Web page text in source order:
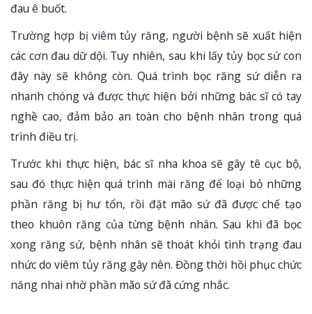
đau ê buốt.
Trường hợp bị viêm tủy răng, người bệnh sẽ xuất hiện
các cơn đau dữ dội. Tuy nhiên, sau khi lấy tủy bọc sứ con
đây này sẽ không còn. Quá trình bọc răng sứ diễn ra
nhanh chóng và được thực hiện bởi những bác sĩ có tay
nghề cao, đảm bảo an toàn cho bệnh nhân trong quá
trình điều trị.
Trước khi thực hiện, bác sĩ nha khoa sẽ gây tê cục bộ,
sau đó thực hiện quá trình mài răng để loại bỏ những
phần răng bị hư tổn, rồi đặt mão sứ đã được chế tạo
theo khuôn răng của từng bệnh nhân. Sau khi đã bọc
xong răng sứ, bệnh nhân sẽ thoát khỏi tình trạng đau
nhức do viêm tủy răng gây nên. Đồng thời hồi phục chức
năng nhai nhờ phần mão sứ đã cứng nhắc.